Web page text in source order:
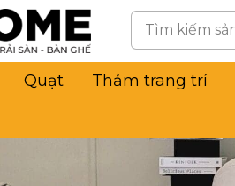
Quạt Thảm trang trí